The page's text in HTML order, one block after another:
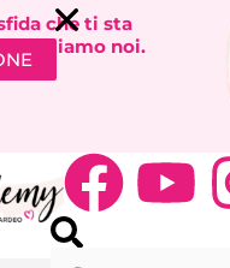
che ti sta
noi.